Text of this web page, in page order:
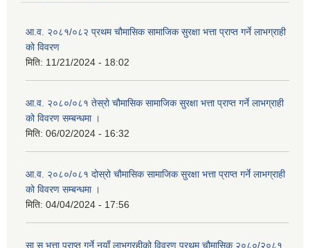
आ.व. २०८१/०८२ प्रथम चौमासिक सामाजिक सुरक्षा भत्ता प्राप्त गर्ने लाभग्राही
को विवरण
मिति: 11/21/2024 - 18:02
आ.व. २०८०/०८१ तेस्रो चौमासिक सामाजिक सुरक्षा भत्ता प्राप्त गर्ने लाभग्राही
को विवरण सम्बन्धमा ।
मिति: 06/02/2024 - 16:32
आ.व. २०८०/०८१ दोस्रो चौमासिक सामाजिक सुरक्षा भत्ता प्राप्त गर्ने लाभग्राही
को विवरण सम्बन्धमा ।
मिति: 04/04/2024 - 17:56
सा.सु भत्ता प्राप्त गर्ने नयाँ लाभग्रहीको विवरण प्रथम चौमासिक २०८०/२०८१